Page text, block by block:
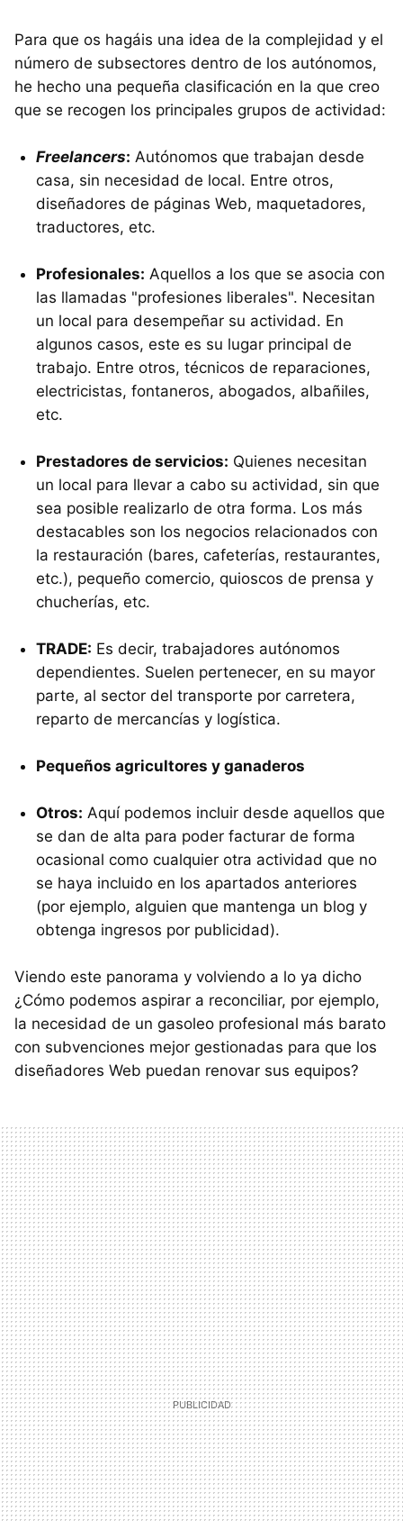
Para que os hagáis una idea de la complejidad y el
número de subsectores dentro de los autónomos,
he hecho una pequeña clasificación en la que creo
que se recogen los principales grupos de actividad:
Freelancers: Autónomos que trabajan desde
casa, sin necesidad de local. Entre otros,
diseñadores de páginas Web, maquetadores,
traductores, etc.
Profesionales: Aquellos a los que se asocia con
las llamadas "profesiones liberales". Necesitan
un local para desempeñar su actividad. En
algunos casos, este es su lugar principal de
trabajo. Entre otros, técnicos de reparaciones,
electricistas, fontaneros, abogados, albañiles,
etc.
Prestadores de servicios: Quienes necesitan
un local para llevar a cabo su actividad, sin que
sea posible realizarlo de otra forma. Los más
destacables son los negocios relacionados con
la restauración (bares, cafeterías, restaurantes,
etc.), pequeño comercio, quioscos de prensa y
chucherías, etc.
TRADE: Es decir, trabajadores autónomos
dependientes. Suelen pertenecer, en su mayor
parte, al sector del transporte por carretera,
reparto de mercancías y logística.
Pequeños agricultores y ganaderos
Otros: Aquí podemos incluir desde aquellos que
se dan de alta para poder facturar de forma
ocasional como cualquier otra actividad que no
se haya incluido en los apartados anteriores
(por ejemplo, alguien que mantenga un blog y
obtenga ingresos por publicidad).
Viendo este panorama y volviendo a lo ya dicho
¿Cómo podemos aspirar a reconciliar, por ejemplo,
la necesidad de un gasoleo profesional más barato
con subvenciones mejor gestionadas para que los
diseñadores Web puedan renovar sus equipos?